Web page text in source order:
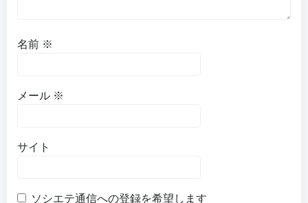
名前 ※
メール ※
サイト
ソシエテ通信への登録を希望します